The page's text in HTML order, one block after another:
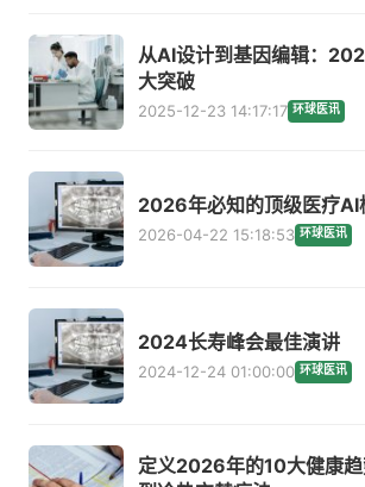
从AI设计到基因编辑：
大突破
2025-12-23 14:17:17 环球医讯
2026年必知的顶级医疗AI
2026-04-22 15:18:53 环球医讯
2024长寿峰会最佳演讲
2024-12-24 01:00:00 环球医讯
定义2026年的10大健康